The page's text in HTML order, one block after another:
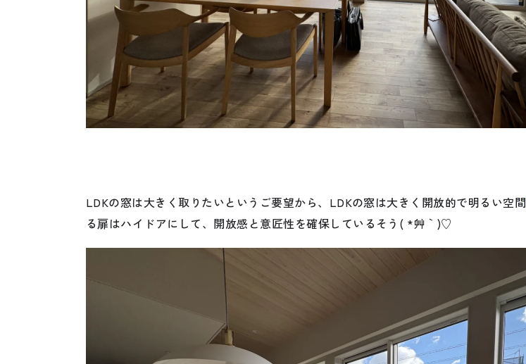
LDKの窓は大きく取りたいというご要望から、LDKの窓は大きく開放的で明るい空間
る扉はハイドアにして、開放感と意匠性を確保しているそう( *´艸｀)♡